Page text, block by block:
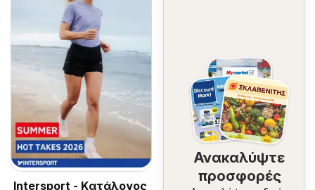
Intersport - Kατάλογος
Ανακαλύψτε
προσφορές